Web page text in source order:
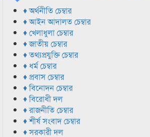
♦ অর্থনীতি চেম্বার
♦ আইন আদালত চেম্বার
♦ খেলাধুলা চেম্বার
♦ জাতীয় চেম্বার
♦ তথ্যপ্রযুক্তি চেম্বার
♦ ধর্ম চেম্বার
♦ প্রবাস চেম্বার
♦ বিনোদন চেম্বার
♦ বিরোধী দল
♦ রাজনীতি চেম্বার
♦ শীর্ষ সংবাদ চেম্বার
♦ সরকারী দল